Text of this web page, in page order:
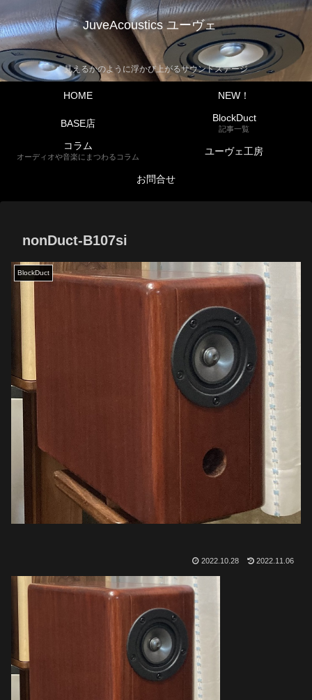
JuveAcoustics ユーヴェ
見えるかのように浮かび上がるサウンドステージ
HOME NEW！
BASE店 BlockDuct
記事一覧
コラム
オーディオや音楽にまつわるコラム ユーヴェ工房
お問合せ
nonDuct-B107si
BlockDuct
2022.10.28 2022.11.06